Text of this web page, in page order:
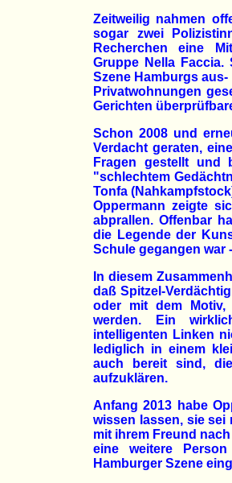
Zeitweilig nahmen
sogar zwei
Recherchen eine
Gruppe Nella
Szene Hamburgs
Privatwohnungen
Gerichten
Schon 2008 und
Verdacht geraten,
Fragen gestellt und
"schlechtem
Tonfa
Oppermann zeigte
abprallen. Offenbar
die Legende der
Schule gegangen war
In diesem
daß Spitzel-
oder mit dem Motiv,
werden. Ein
intelligenten Linken
lediglich in einem
auch bereit sind,
aufzuklären.
Anfang 2013 habe
wissen lassen, sie
mit ihrem Freund
eine weitere
Hamburger Szene